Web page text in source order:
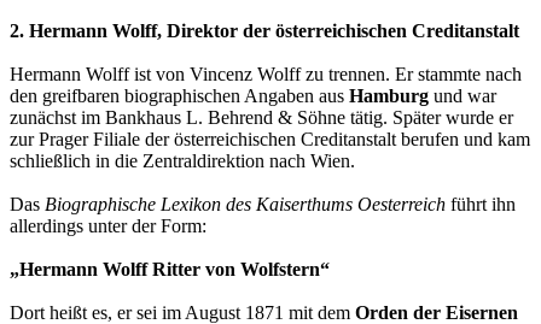
2. Hermann Wolff, Direktor der österreichischen Creditanstalt
Hermann Wolff ist von Vincenz Wolff zu trennen. Er stammte nach
den greifbaren biographischen Angaben aus Hamburg und war
zunächst im Bankhaus L. Behrend & Söhne tätig. Später wurde er
zur Prager Filiale der österreichischen Creditanstalt berufen und kam
schließlich in die Zentraldirektion nach Wien.
Das Biographische Lexikon des Kaiserthums Oesterreich führt ihn
allerdings unter der Form:
„Hermann Wolff Ritter von Wolfstern“
Dort heißt es, er sei im August 1871 mit dem Orden der Eisernen